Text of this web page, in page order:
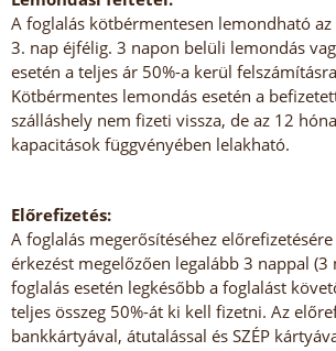
A foglalás kötbérmentesen lemondható
3. nap éjfélig. 3 napon belüli lemondás
esetén a teljes ár 50%-a kerül
Kötbérmentes lemondás esetén a
szálláshely nem fizeti vissza, de az 12
kapacitások függvényében lelakható.
Előrefizetés:
A foglalás megerősítéséhez
érkezést megelőzően legalább 3 nappal (3
foglalás esetén legkésőbb a foglalást
teljes összeg 50%-át ki kell fizetni. Az
bankkártyával, átutalással és SZÉP